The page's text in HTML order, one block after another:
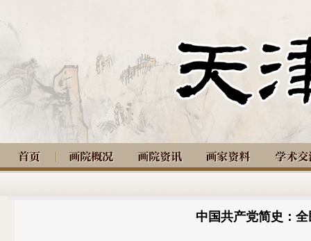
中国共产党简史：